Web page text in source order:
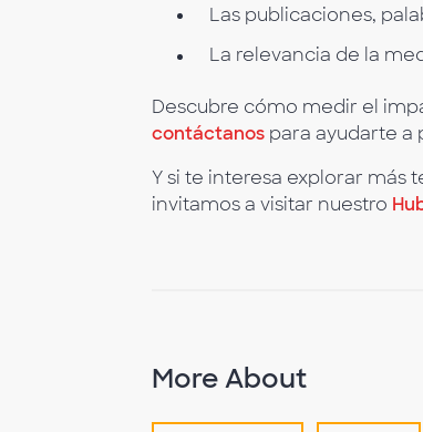
Las publicaciones,
La relevancia de la
Descubre cómo medir el
contáctanos para ayudarte a
Y si te interesa explorar más
invitamos a visitar nuestro
More About